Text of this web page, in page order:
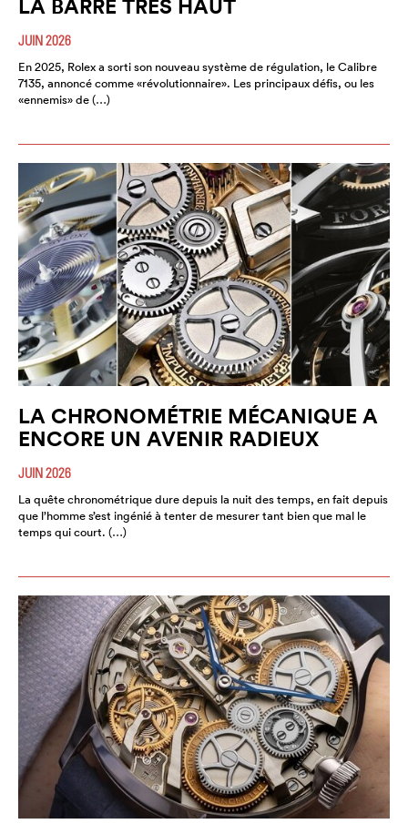
LA BARRE TRÈS HAUT
JUIN 2026
En 2025, Rolex a sorti son nouveau système de régulation, le Calibre
7135, annoncé comme «révolutionnaire». Les principaux défis, ou les
«ennemis» de (…)
LA CHRONOMÉTRIE MÉCANIQUE A
ENCORE UN AVENIR RADIEUX
JUIN 2026
La quête chronométrique dure depuis la nuit des temps, en fait depuis
que l’homme s’est ingénié à tenter de mesurer tant bien que mal le
temps qui court. (…)